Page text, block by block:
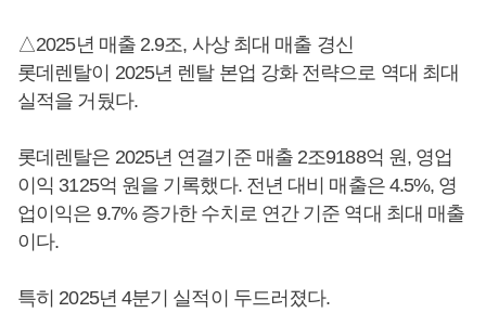
△2025년 매출 2.9조, 사상 최대 매출 경신
롯데렌탈이 2025년 렌탈 본업 강화 전략으로 역대 최대
실적을 거뒀다.
롯데렌탈은 2025년 연결기준 매출 2조9188억 원, 영업
이익 3125억 원을 기록했다. 전년 대비 매출은 4.5%, 영
업이익은 9.7% 증가한 수치로 연간 기준 역대 최대 매출
이다.
특히 2025년 4분기 실적이 두드러졌다.